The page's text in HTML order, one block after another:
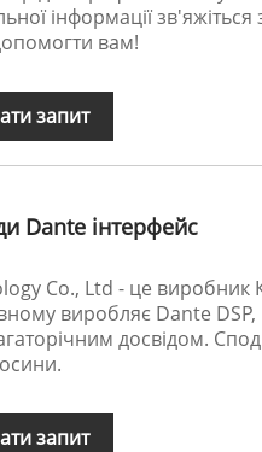
інформації зв'яжіться
вам!
запит
Dante інтерфейс
Co., Ltd - це виробник
виробляє Dante DSP,
досвідом.
запит